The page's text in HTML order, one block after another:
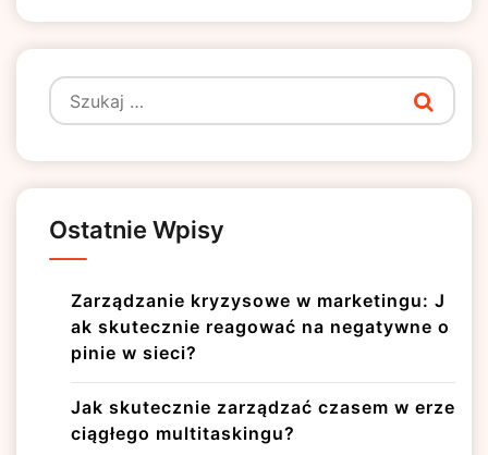
Szukaj:
Ostatnie Wpisy
Zarządzanie kryzysowe w marketingu: J
ak skutecznie reagować na negatywne o
pinie w sieci?
Jak skutecznie zarządzać czasem w erze
ciągłego multitaskingu?